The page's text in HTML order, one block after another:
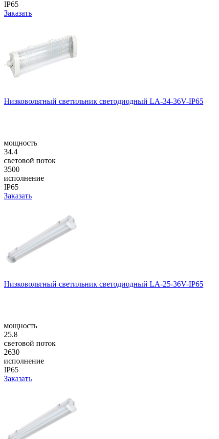
IP65
Заказать
Низковольтный светильник светодиодный LA-34-36V-IP65
мощность
34.4
световой поток
3500
исполнение
IP65
Заказать
Низковольтный светильник светодиодный LA-25-36V-IP65
мощность
25.8
световой поток
2630
исполнение
IP65
Заказать